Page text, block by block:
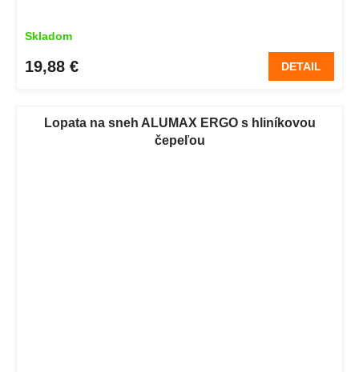
Skladom
19,88 € DETAIL
Lopata na sneh ALUMAX ERGO s hliníkovou
čepeľou